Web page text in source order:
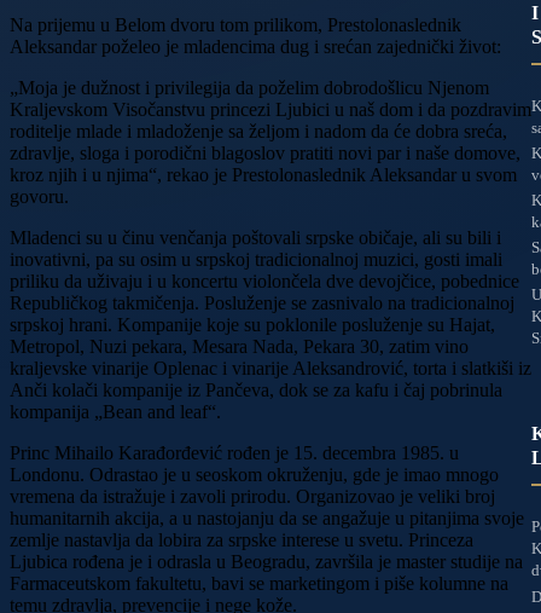
Na prijemu u Belom dvoru tom prilikom, Prestolonaslednik
Aleksandar poželeo je mladencima dug i srećan zajednički život:
„Moja je dužnost i privilegija da poželim dobrodošlicu Njenom
Kraljevskom Visočanstvu princezi Ljubici u naš dom i da pozdravim
roditelje mlade i mladoženje sa željom i nadom da će dobra sreća,
zdravlje, sloga i porodični blagoslov pratiti novi par i naše domove,
kroz njih i u njima“, rekao je Prestolonaslednik Aleksandar u svom
govoru.
Mladenci su u činu venčanja poštovali srpske običaje, ali su bili i
inovativni, pa su osim u srpskoj tradicionalnoj muzici, gosti imali
priliku da uživaju i u koncertu violončela dve devojčice, pobednice
Republičkog takmičenja. Posluženje se zasnivalo na tradicionalnoj
srpskoj hrani. Kompanije koje su poklonile posluženje su Hajat,
Metropol, Nuzi pekara, Mesara Nada, Pekara 30, zatim vino
kraljevske vinarije Oplenac i vinarije Aleksandrović, torta i slatkiši iz
Anči kolači kompanije iz Pančeva, dok se za kafu i čaj pobrinula
kompanija „Bean and leaf“.
Princ Mihailo Karađorđević rođen je 15. decembra 1985. u
Londonu. Odrastao je u seoskom okruženju, gde je imao mnogo
vremena da istražuje i zavoli prirodu. Organizovao je veliki broj
humanitarnih akcija, a u nastojanju da se angažuje u pitanjima svoje
zemlje nastavlja da lobira za srpske interese u svetu. Princeza
Ljubica rođena je i odrasla u Beogradu, završila je master studije na
Farmaceutskom fakultetu, bavi se marketingom i piše kolumne na
temu zdravlja, prevencije i nege kože.
I